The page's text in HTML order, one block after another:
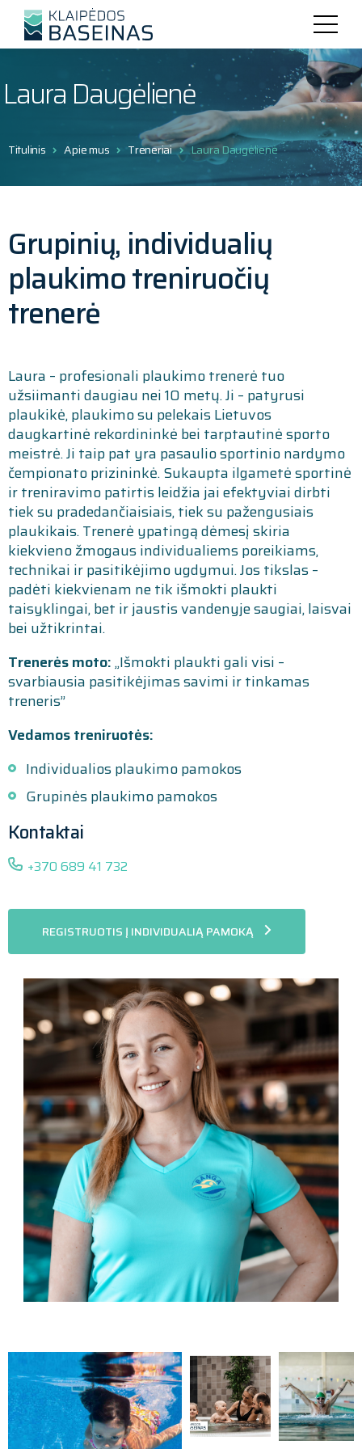
Laura Daugėlienė
Titulinis Apie mus Treneriai Laura Daugėlienė
Grupinių, individualių
plaukimo treniruočių
trenerė
Laura – profesionali plaukimo trenerė tuo
užsiimanti daugiau nei 10 metų. Ji – patyrusi
plaukikė, plaukimo su pelekais Lietuvos
daugkartinė rekordininkė bei tarptautinė sporto
meistrė. Ji taip pat yra pasaulio sportinio nardymo
čempionato prizininkė. Sukaupta ilgametė sportinė
ir treniravimo patirtis leidžia jai efektyviai dirbti
tiek su pradedančiaisiais, tiek su pažengusiais
plaukikais. Trenerė ypatingą dėmesį skiria
kiekvieno žmogaus individualiems poreikiams,
technikai ir pasitikėjimo ugdymui. Jos tikslas –
padėti kiekvienam ne tik išmokti plaukti
taisyklingai, bet ir jaustis vandenyje saugiai, laisvai
bei užtikrintai.
Trenerės moto:„Išmokti plaukti gali visi –
svarbiausia pasitikėjimas savimi ir tinkamas
treneris”
Vedamos treniruotės:
Individualios plaukimo pamokos
Grupinės plaukimo pamokos
Kontaktai
+370 689 41 732
REGISTRUOTIS Į INDIVIDUALIĄ PAMOKĄ